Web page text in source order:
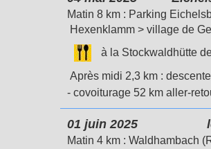
Matin 8 km : Parking
Hexenklamm > village de
à la Stockwaldhütte
Après midi 2,3 km :
- covoiturage 52 km aller-
01 juin 2025 le
Matin 4 km : Waldhambach